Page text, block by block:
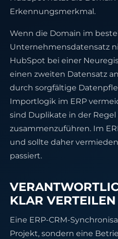
Erkennungsmerkmal.
Wenn die Domain im
Unternehmensdatensatz
HubSpot bei einer
einen zweiten Datensatz
durch sorgfältige
Importlogik im ERP
sind Duplikate in der Regel
zusammenzuführen. Im
und sollte daher
passiert.
KLAR VERTEILEN
Eine ERP-CRM-
Projekt, sondern eine